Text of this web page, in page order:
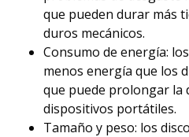
que pueden durar más
duros mecánicos.
Consumo de energía:
menos energía que los
que puede prolongar la
dispositivos portátiles.
Tamaño y peso: los